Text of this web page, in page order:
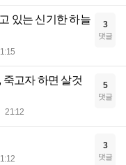
있는 신기한 하늘
3
댓글
고자 하면 살것
21:12
5
댓글
3
댓글